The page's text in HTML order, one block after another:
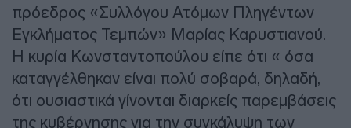
πρόεδρος «Συλλόγου Ατόμων Πληγέντων
Εγκλήματος Τεμπών» Μαρίας Καρυστιανού.
Η κυρία Κωνσταντοπούλου είπε ότι « όσα
καταγγέλθηκαν είναι πολύ σοβαρά, δηλαδή,
ότι ουσιαστικά γίνονται διαρκείς παρεμβάσεις
της κυβέρνησης για την συγκάλυψη των